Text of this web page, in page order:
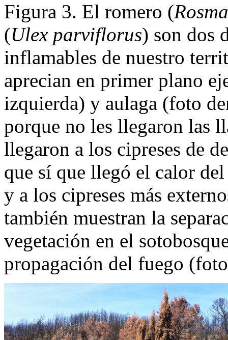
Figura 3. El romero (
(Ulex parviflorus) son dos
inflamables de nuestro
aprecian en primer plano
izquierda) y aulaga (foto
porque no les llegaron las
llegaron a los cipreses de
que sí que llegó el calor
y a los cipreses más
también muestran la
vegetación en el
propagación del fuego